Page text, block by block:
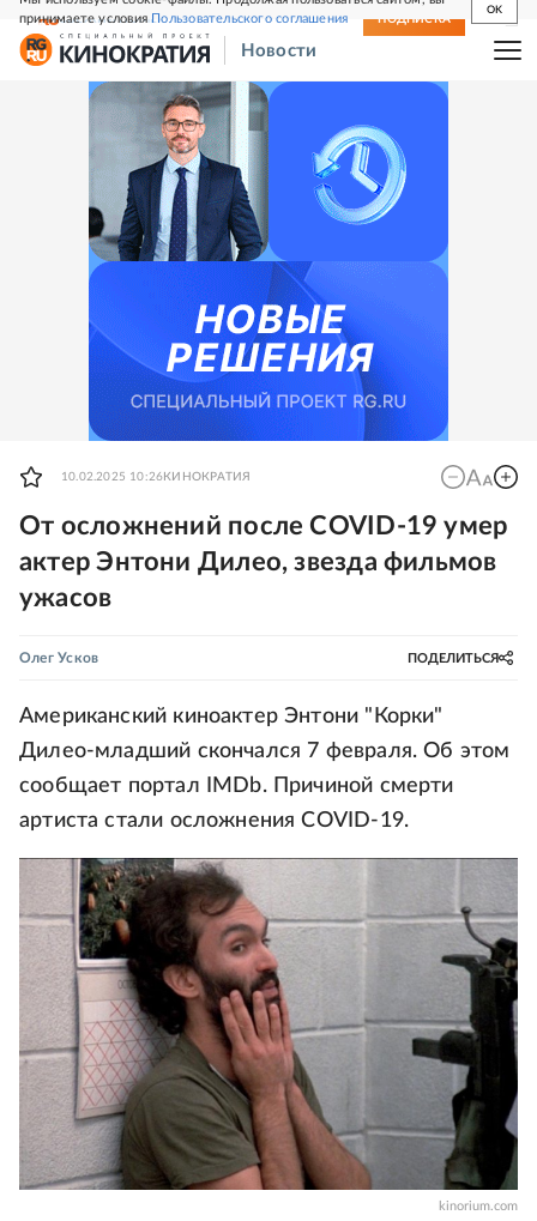
принимаете условияПользовательского соглашения
OK
СВЕЖИЙ НОМЕР ПОДПИСКА
Новости
10.02.2025 10:26 КИНОКРАТИЯ
От осложнений после COVID-19 умер
актер Энтони Дилео, звезда фильмов
ужасов
Олег Усков ПОДЕЛИТЬСЯ
Американский киноактер Энтони "Корки"
Дилео-младший скончался 7 февраля. Об этом
сообщает портал IMDb. Причиной смерти
артиста стали осложнения COVID-19.
kinorium.com